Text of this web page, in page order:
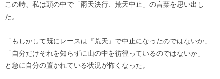
この時、私は頭の中で「雨天決行、荒天中止」の言葉を思い出し
た。
「もしかして既にレースは『荒天』で中止になったのではないか」
「自分だけそれを知らずに山の中を彷徨っているのではないか」
と急に自分の置かれている状況が怖くなった。